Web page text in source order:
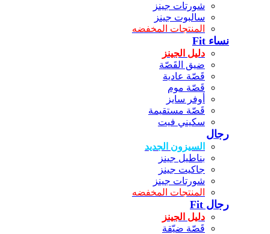
شورتات جينز
سالبوت جينز
المنتجات المخفضه
نساء Fit
دليل الجينز
ضيق القَصّة
قَصّة عادية
قَصّة موم
أوفر سايز
قَصّة مستقيمة
سكيني فيت
رجال
السيزون الجديد
بناطيل جينز
جاكيت جينز
شورتات جينز
المنتجات المخفضه
رجال Fit
دليل الجينز
قَصّة ضيّقة